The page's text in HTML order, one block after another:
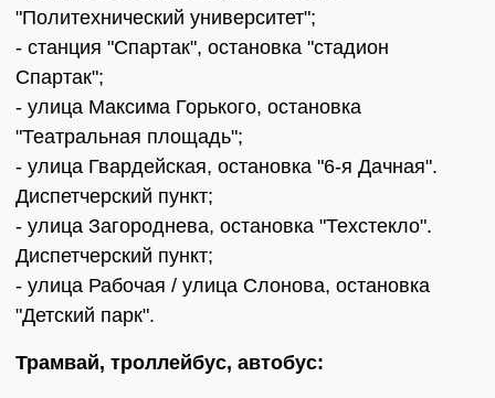
"Политехнический университет";
- станция "Спартак", остановка "стадион
Спартак";
- улица Максима Горького, остановка
"Театральная площадь";
- улица Гвардейская, остановка "6-я Дачная".
Диспетчерский пункт;
- улица Загороднева, остановка "Техстекло".
Диспетчерский пункт;
- улица Рабочая / улица Слонова, остановка
"Детский парк".
Трамвай, троллейбус, автобус: